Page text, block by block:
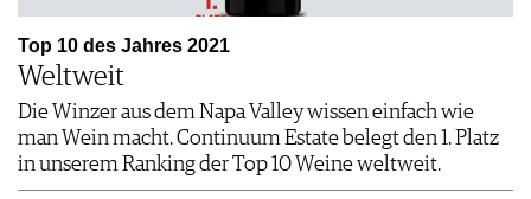
Top 10 des Jahres 2021
Weltweit
Die Winzer aus dem Napa Valley wissen einfach wie
man Wein macht. Continuum Estate belegt den 1. Platz
in unserem Ranking der Top 10 Weine weltweit.